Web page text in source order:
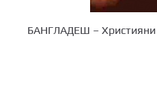
БАНГЛАДЕШ –